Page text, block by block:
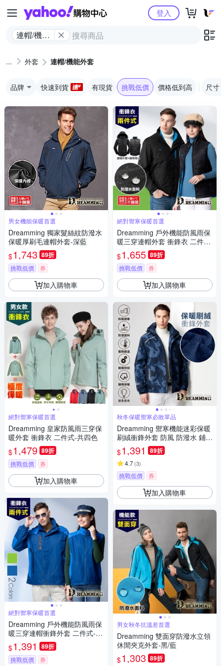
Yahoo購物中心
連帽/​機​能​
登入
外套 連帽/​機​能​外套
品牌 快速到貨 有現貨 挑戰低價 價格低到高 尺寸
男女機能保暖首選
Dreamming 獨家髮絲紋防潑水
保暖厚刷毛連帽外套-深藍
$1,743 89折
挑戰低價 券
加入購物車
絕對禦寒保暖首選
Dreamming 皇家防風雨三穿保
暖外套 衝鋒衣 二件式-共四色
$1,479 89折
挑戰低價 券
加入購物車
絕對禦寒保暖首選
Dreamming 戶外機能防風雨保
暖三穿連帽衝鋒外套 二件式-共
二色
$1,391 89折
挑戰低價 券
絕對禦寒保暖首選
Dreamming 戶外機能防風雨保
暖三穿連帽外套 衝鋒衣 二件
式-黑色
$1,655 89折
挑戰低價 券
加入購物車
秋冬保暖禦寒必敗單品
Dreamming 禦寒機能迷彩保暖
刷絨衝鋒外套 防風 防潑水 鋪
棉-藍色
$1,391 89折
4.7(3)
挑戰低價 券
加入購物車
男女秋冬抗溫差首選
Dreamming 雙面穿防潑水立領
休閒夾克外套-黑/藍
$1,303 89折